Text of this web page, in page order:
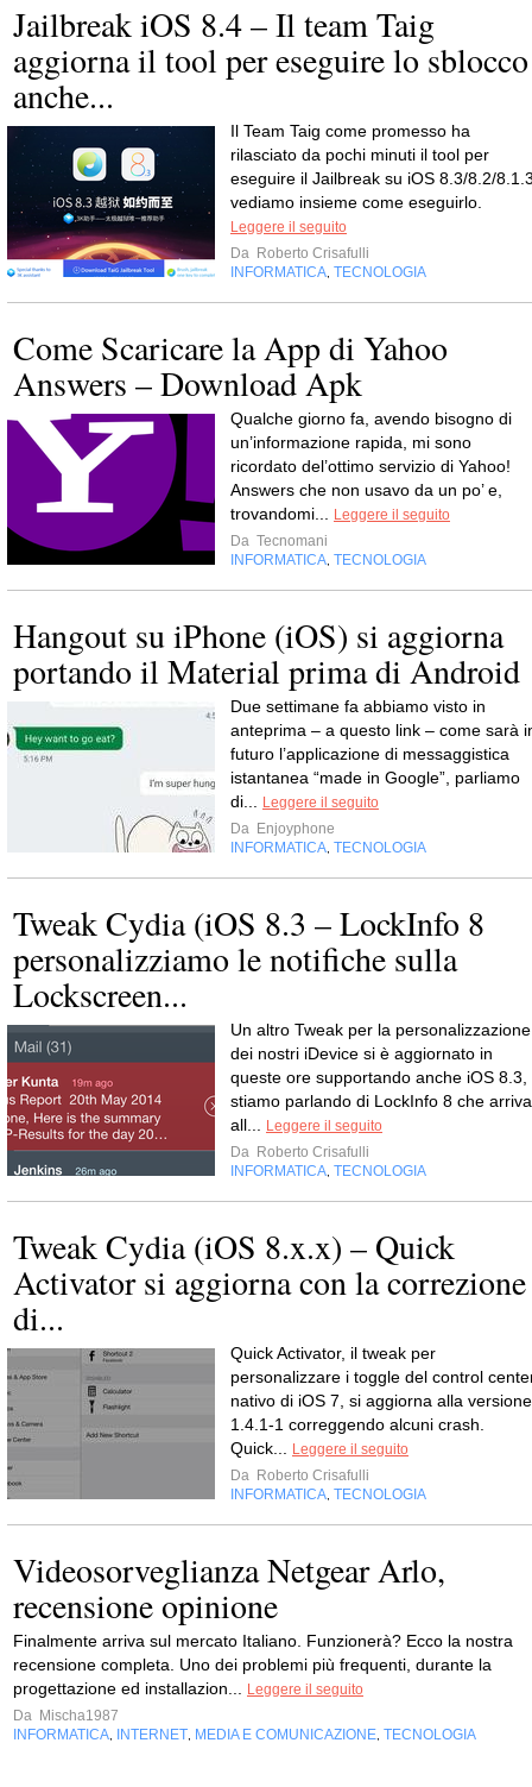
Jailbreak iOS 8.4 – Il team Taig
aggiorna il tool per eseguire lo sblocco
anche...
Il Team Taig come promesso ha
rilasciato da pochi minuti il tool per
eseguire il Jailbreak su iOS 8.3/8.2/
vediamo insieme come eseguirlo.
Leggere il seguito
Da Roberto Crisafulli
INFORMATICA TECNOLOGIA
Come Scaricare la App di Yahoo
Answers – Download Apk
Qualche giorno fa, avendo bisogno di
un’informazione rapida, mi sono
ricordato del’ottimo servizio di Yahoo!
Answers che non usavo da un po’ e,
trovandomi...
Leggere il seguito
Da Tecnomani
INFORMATICA TECNOLOGIA
Hangout su iPhone (iOS) si aggiorna
portando il Material prima di Android
Due settimane fa abbiamo visto in
anteprima – a questo link – come sarà
futuro l’applicazione di messaggistica
istantanea “made in Google”, parliamo
di...
Leggere il seguito
Da Enjoyphone
INFORMATICA TECNOLOGIA
Tweak Cydia (iOS 8.3 – LockInfo 8
personalizziamo le notifiche sulla
Lockscreen...
Un altro Tweak per la personalizzazione
dei nostri iDevice si è aggiornato in
queste ore supportando anche iOS 8.3,
stiamo parlando di LockInfo 8 che arriva
all...
Leggere il seguito
Da Roberto Crisafulli
INFORMATICA TECNOLOGIA
Tweak Cydia (iOS 8.x.x) – Quick
Activator si aggiorna con la correzione
di...
Quick Activator, il tweak per
personalizzare i toggle del control
nativo di iOS 7, si aggiorna alla versione
1.4.1-1 correggendo alcuni crash.
Quick...
Leggere il seguito
Da Roberto Crisafulli
INFORMATICA TECNOLOGIA
Videosorveglianza Netgear Arlo,
recensione opinione
Finalmente arriva sul mercato Italiano. Funzionerà? Ecco la nostra
recensione completa. Uno dei problemi più frequenti, durante la
progettazione ed installazion...
Leggere il seguito
Da Mischa1987
INFORMATICA
INTERNET MEDIA E COMUNICAZIONE TECNOLOGIA